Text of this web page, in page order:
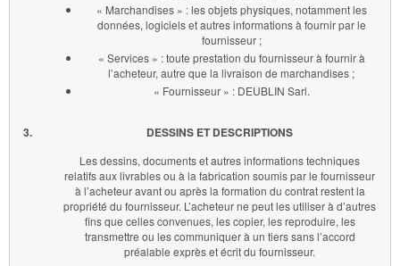
« Marchandises » : les objets physiques, notamment les
données, logiciels et autres informations à fournir par le
fournisseur ;
« Services » : toute prestation du fournisseur à fournir à
l’acheteur, autre que la livraison de marchandises ;
« Fournisseur » : DEUBLIN Sarl.
3. DESSINS ET DESCRIPTIONS
Les dessins, documents et autres informations techniques
relatifs aux livrables ou à la fabrication soumis par le fournisseur
à l’acheteur avant ou après la formation du contrat restent la
propriété du fournisseur. L’acheteur ne peut les utiliser à d’autres
fins que celles convenues, les copier, les reproduire, les
transmettre ou les communiquer à un tiers sans l’accord
préalable exprès et écrit du fournisseur.